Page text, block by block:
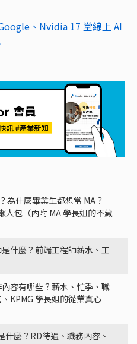
、Nvidia 17 堂線上 AI
為什麼畢業生都想當 MA？
人包（內附 MA 學長姐的不藏
是什麼？前端工程師薪水、工
內容有哪些？薪水、忙季、職
KPMG 學長姐的從業真心
什麼？RD待遇、職務內容、